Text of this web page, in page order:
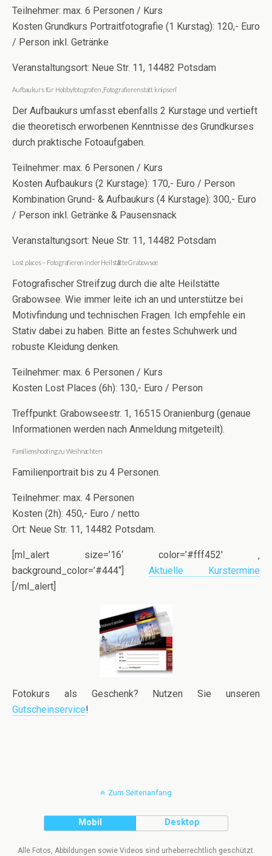
Teilnehmer: max. 6 Personen / Kurs
Kosten Grundkurs Portraitfotografie (1 Kurstag): 120,- Euro
/ Person inkl. Getränke
Veranstaltungsort: Neue Str. 11, 14482 Potsdam
Aufbaukurs für Hobbyfotografen „Fotografieren statt knipsen“
Der Aufbaukurs umfasst ebenfalls 2 Kurstage und vertieft
die theoretisch erworbenen Kenntnisse des Grundkurses
durch praktische Fotoaufgaben.
Teilnehmer: max. 6 Personen / Kurs
Kosten Aufbaukurs (2 Kurstage): 170,- Euro / Person
Kombination Grund- & Aufbaukurs (4 Kurstage): 300,- Euro
/ Person inkl. Getränke & Pausensnack
Veranstaltungsort: Neue Str. 11, 14482 Potsdam
Lost places – Fotografieren in der Heilstätte Grabowsee
Fotografischer Streifzug durch die alte Heilstätte
Grabowsee. Wie immer leite ich an und unterstütze bei
Motivfindung und technischen Fragen. Ich empfehle ein
Stativ dabei zu haben. Bitte an festes Schuhwerk und
robuste Kleidung denken.
Teilnehmer: max. 6 Personen / Kurs
Kosten Lost Places (6h): 130,- Euro / Person
Treffpunkt: Grabowseestr. 1, 16515 Oranienburg (genaue
Informationen werden nach Anmeldung mitgeteilt).
Familienshooting zu Weihnachten
Familienportrait bis zu 4 Personen.
Teilnehmer: max. 4 Personen
Kosten (2h): 450,- Euro / netto
Ort: Neue Str. 11, 14482 Potsdam.
[ml_alert size=’16‘ color=’#fff452′ ‚
background_color=’#444“] Aktuelle Kurstermine
[/ml_alert]
Fotokurs als Geschenk? Nutzen Sie unseren
Gutscheinservice!
Zum Seitenanfang
Mobil Desktop
Alle Fotos, Abbildungen sowie Videos sind urheberrechtlich geschützt.